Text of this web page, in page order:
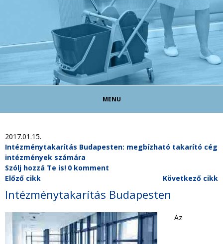
MENU
TAKARÍTÁS MAGÁNSZEMÉLYEKNEK
TAKARÍTÁS CÉGEKNEK
TAKARÍTÁSI INTÉZMÉNYEKNEK
2017.01.15.
Intézménytakarítás Budapesten: megbízható takarító cég
intézmények számára
Szólj hozzá Te is! 0 komment
Előző cikk
Következő cikk
Intézménytakarítás Budapesten
Az